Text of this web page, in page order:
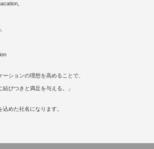
ーションの理想を高めることで、
結びつきと満足を与える。」
込めた社名になります。